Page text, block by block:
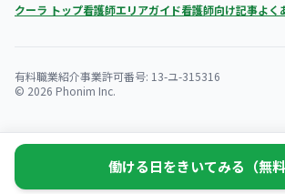
クーラ トップ看護師エリアガイド看護師向け記事よく
有料職業紹介事業許可番号: 13-ユ-315316
© 2026 Phonim Inc.
働ける日をきいてみる（無料